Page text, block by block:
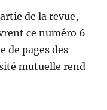
de la revue,
ce numéro 6
de pages des
mutuelle rend